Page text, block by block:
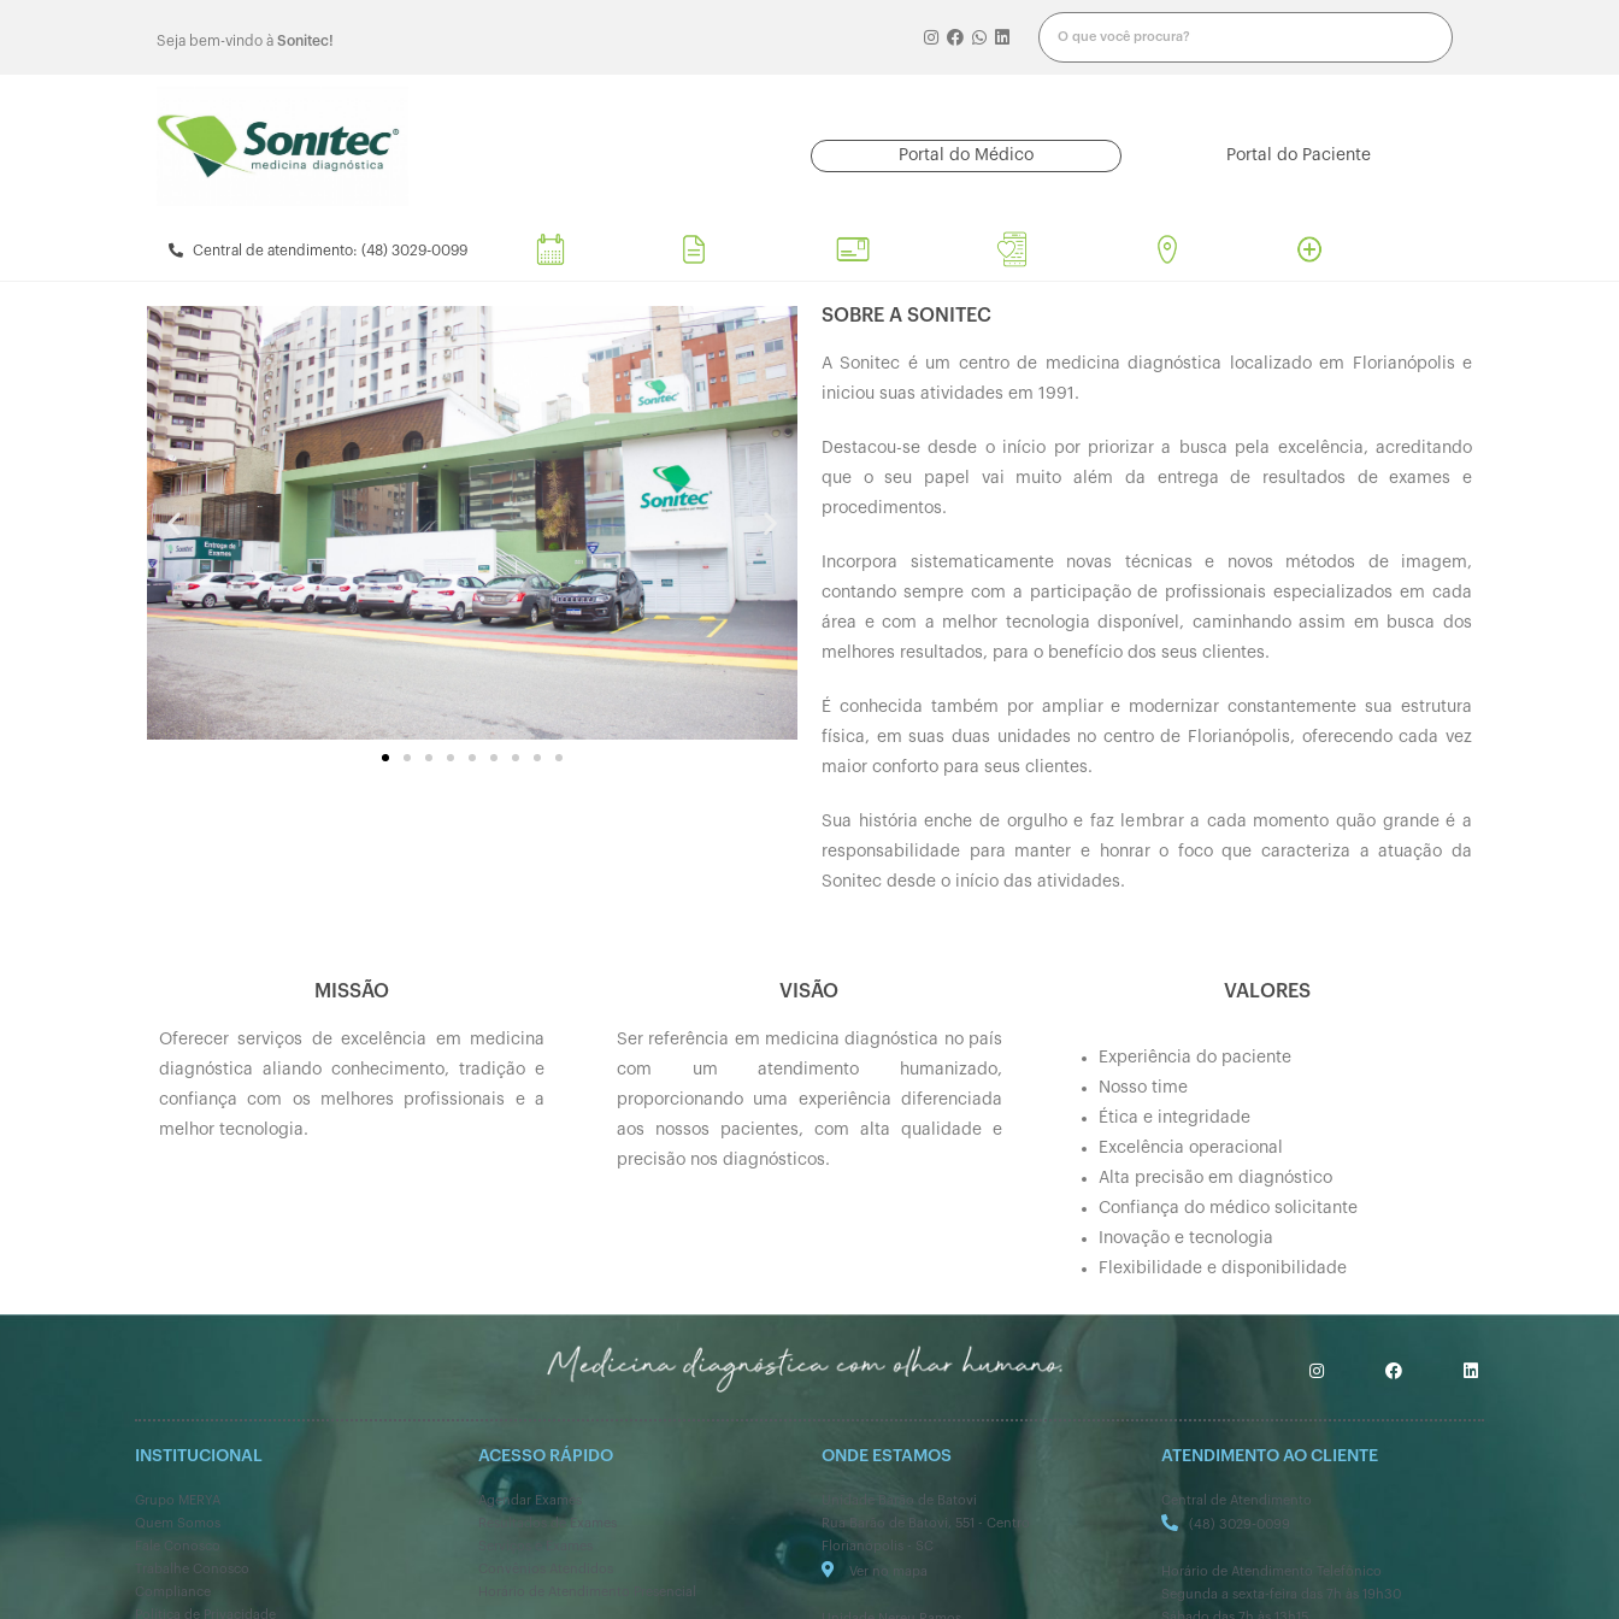
Seja bem-vindo à Sonitec!
Portal do Médico Portal do Paciente
Central de atendimento: (48) 3029-0099
SOBRE A SONITEC
A Sonitec é um centro de medicina diagnóstica localizado em Florianópolis e
iniciou suas atividades em 1991.
Destacou-se desde o início por priorizar a busca pela excelência, acreditando
que o seu papel vai muito além da entrega de resultados de exames e
procedimentos.
Incorpora sistematicamente novas técnicas e novos métodos de imagem,
contando sempre com a participação de profissionais especializados em cada
área e com a melhor tecnologia disponível, caminhando assim em busca dos
melhores resultados, para o benefício dos seus clientes.
É conhecida também por ampliar e modernizar constantemente sua estrutura
física, em suas duas unidades no centro de Florianópolis, oferecendo cada vez
maior conforto para seus clientes.
Sua história enche de orgulho e faz lembrar a cada momento quão grande é a
responsabilidade para manter e honrar o foco que caracteriza a atuação da
Sonitec desde o início das atividades.
MISSÃO
Oferecer serviços de excelência em medicina
diagnóstica aliando conhecimento, tradição e
confiança com os melhores profissionais e a
melhor tecnologia.
VISÃO
Ser referência em medicina diagnóstica no país
com um atendimento humanizado,
proporcionando uma experiência diferenciada
aos nossos pacientes, com alta qualidade e
precisão nos diagnósticos.
VALORES
Experiência do paciente
Nosso time
Ética e integridade
Excelência operacional
Alta precisão em diagnóstico
Confiança do médico solicitante
Inovação e tecnologia
Flexibilidade e disponibilidade
INSTITUCIONAL
Grupo MERYA
Quem Somos
Fale Conosco
Trabalhe Conosco
Compliance
Política de Privacidade
ACESSO RÁPIDO
Agendar Exames
Resultados de Exames
Horário de Atendimento Presencial
ONDE ESTAMOS
Unidade Barão de Batovi
Rua Barão de Batovi, 551 - Centro
Florianópolis - SC
Ver no mapa
ATENDIMENTO AO CLIENTE
Central de Atendimento
(48) 3029-0099
Horário de Atendimento Telefônico
Segunda a sexta-feira das 7h às 19h30